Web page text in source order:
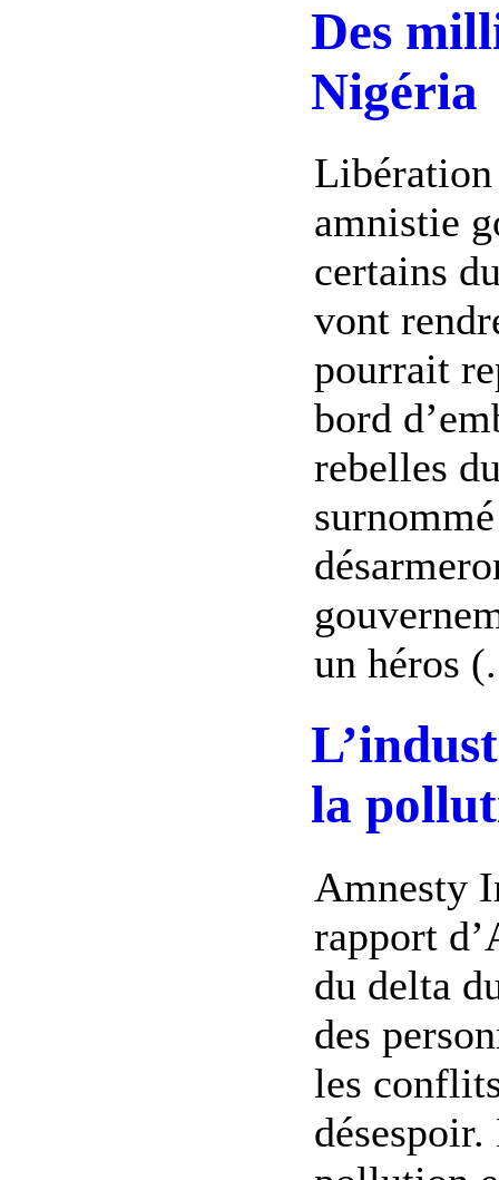
Des
Nigéria
Libération
amnistie
certains
vont
pourrait
bord
rebelles
un héros
la
Amnesty
rapport
du delta
des
les